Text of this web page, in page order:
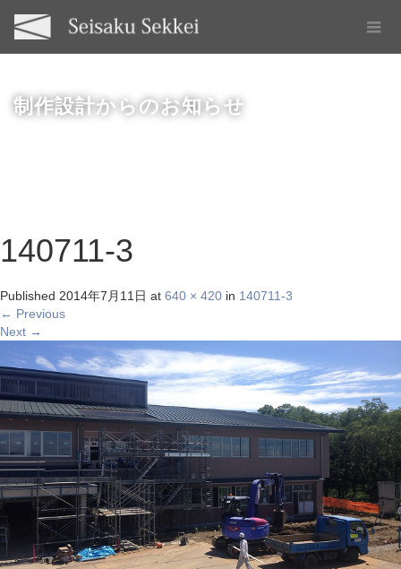
制作設計からのお知らせ
140711-3
Published 2014年7月11日 at 640 × 420 in 140711-3
← Previous
Next →